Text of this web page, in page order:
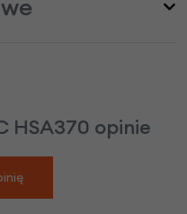
HSA370 opinie